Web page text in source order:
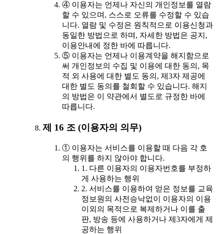
④ 이용자는 언제나 자신의 개인정보를 열람
할 수 있으며, 스스로 오류를 수정할 수 있습
니다. 열람 및 수정은 원칙적으로 이용신청과
동일한 방법으로 하며, 자세한 방법은 공지,
이용안내에 정한 바에 따릅니다.
⑤ 이용자는 언제나 이용계약을 해지함으로
써 개인정보의 수집 및 이용에 대한 동의, 목
적 외 사용에 대한 별도 동의, 제3자 제공에
대한 별도 동의를 철회할 수 있습니다. 해지
의 방법은 이 약관에서 별도로 규정한 바에
따릅니다.
제 16 조 (이용자의 의무)
① 이용자는 서비스를 이용할 때 다음 각 호
의 행위를 하지 않아야 합니다.
1. 다른 이용자의 이용자번호를 부정하
게 사용하는 행위
2. 서비스를 이용하여 얻은 정보를 교육
정보원의 사전승낙없이 이용자의 이용
이외의 목적으로 복제하거나 이를 출
판, 방송 등에 사용하거나 제3자에게 제
공하는 행위